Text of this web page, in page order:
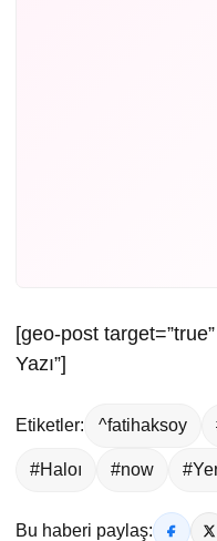
[geo-post
Yazı”]
Etiketler: ^fatihaksoy
#Haloı #now
Bu haberi paylaş: